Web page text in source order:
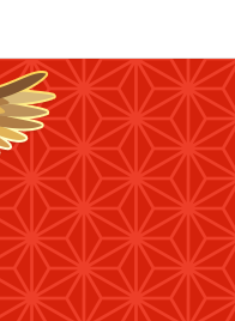
コンテンツ ジャパン」